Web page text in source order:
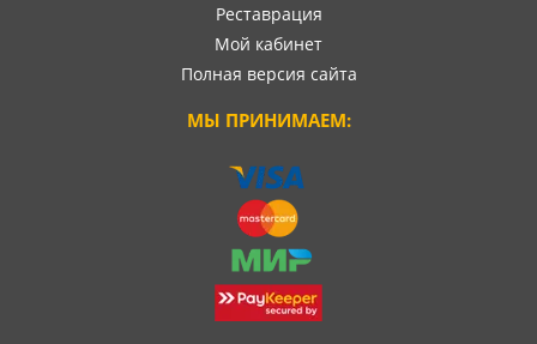
Реставрация
Мой кабинет
Полная версия сайта
МЫ ПРИНИМАЕМ: